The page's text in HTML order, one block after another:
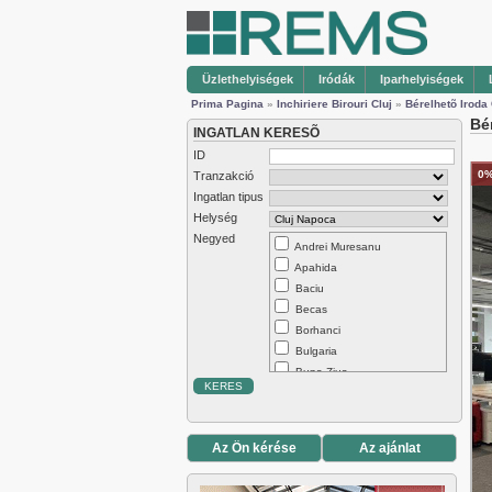
Üzlethelyiségek Iródák Iparhelyiségek
Prima Pagina » Inchiriere Birouri Cluj » Bérelhetõ Iroda
INGATLAN KERESÕ
ID
Tranzakció
Ingatlan tipus
Helység
Negyed
Andrei Muresanu
Apahida
Baciu
Becas
Borhanci
Bulgaria
Buna Ziua
Dambul Rotund
Exterior Est
Az Ön kérése Az ajánlat